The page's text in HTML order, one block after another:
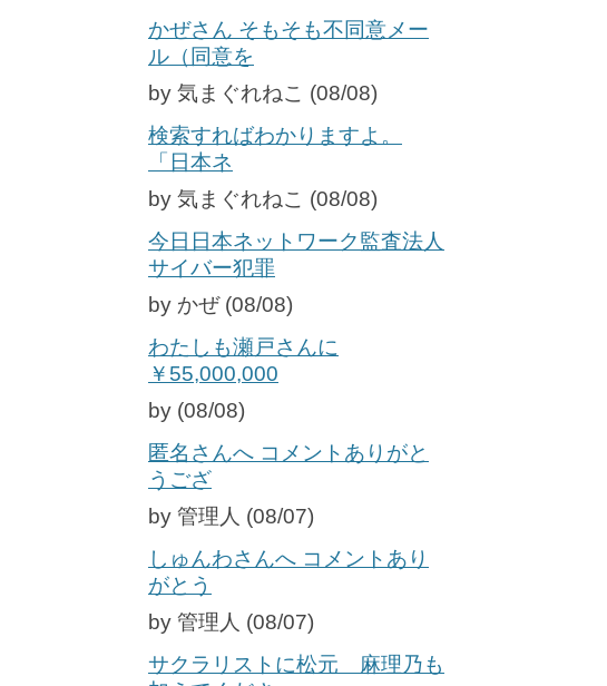
かぜさん そもそも不同意メー
ル（同意を
by 気まぐれねこ (08/08)
検索すればわかりますよ。
「日本ネ
by 気まぐれねこ (08/08)
今日日本ネットワーク監査法人
サイバー犯罪
by かぜ (08/08)
わたしも瀬戸さんに
￥55,000,000
by (08/08)
匿名さんへ コメントありがと
うござ
by 管理人 (08/07)
しゅんわさんへ コメントあり
がとう
by 管理人 (08/07)
サクラリストに松元 麻理乃も